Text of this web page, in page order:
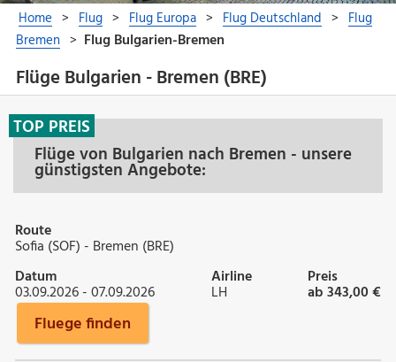
Flüge Bulgarien - Bremen (BRE)
Flüge von Bulgarien nach Bremen - unsere
günstigsten Angebote:
TOP PREIS
Route
Sofia (SOF) - Bremen (BRE)
Datum
03.09.2026 - 07.09.2026
Airline
LH
Preis
ab 343,00 €
Fluege finden